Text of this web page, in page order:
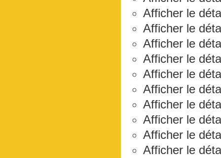
Afficher le
Afficher le
Afficher le
Afficher le
Afficher le
Afficher le
Afficher le
Afficher le
Afficher le
Afficher le